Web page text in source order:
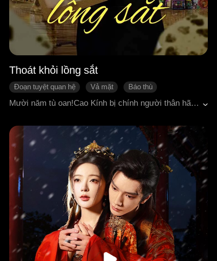
Thoát khỏi lồng sắt
Đoạn tuyệt quan hệ Vả mặt
Báo thù
Hiện thực
Tình cảm gia đình Đời sống đô thị
Mười năm tù oan!Cao Kính bị chính người thân hãm hại, bị ép nhận tội thay cho đứa con nuôi Cao Dịch và phải ngồi tù suốt mười năm. Trong tù, anh gặp được "Vua cờ bạc" Hoàng Sư Hổ và bái ông làm thầy, học hết mọi ngón nghề bịp và thuật cờ bạc đỉnh cao. Ra tù, Cao Kính bắt đầu hành trình báo thù, vạch trần bộ mặt giả nhân giả nghĩa của gia đình, liều mạng trong sòng bạc để cứu bạn cũ ở cô nhi viện, và đối đầu với "Ma cờ bạc" Vương Kinh! Cuối cùng, anh khiến kẻ ác đền tội, phá bỏ xiềng xích số phận, tái sinh trong tự do và danh dự!